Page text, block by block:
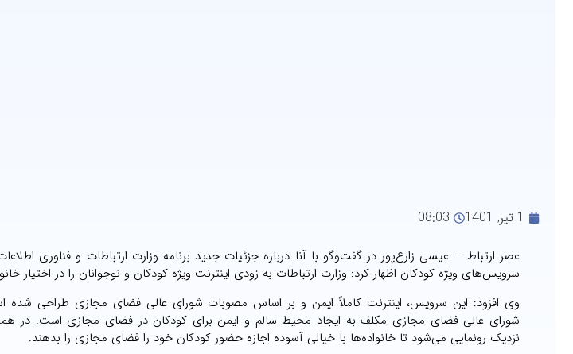
1 تیر, 1401 08:03
عصر ارتباط – عیسی زارع‌پور در گفت‌وگو با آنا درباره جزئیات جدید برنامه وزارت ارتباطات و فناوری
سرویس‌های ویژه کودکان اظهار کرد: وزارت ارتباطات به زودی اینترنت ویژه کودکان و نوجوانان را در اختیار
وی افزود: این سرویس، اینترنت کاملاً ایمن و بر اساس مصوبات شورای عالی فضای مجازی طراحی شده
شورای عالی فضای مجازی مکلف به ایجاد محیط سالم و ایمن برای کودکان در فضای مجازی است. در
نزدیک رونمایی می‌شود تا خانواده‌ها با خیالی آسوده اجازه حضور کودکان خود را فضای مجازی را بدهند.